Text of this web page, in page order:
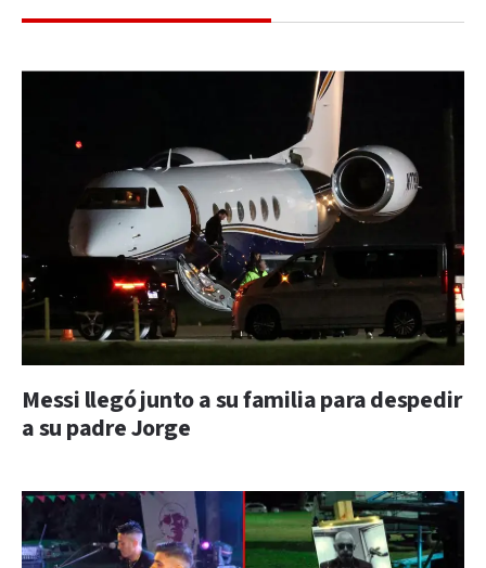
Messi llegó junto a su familia para despedir
a su padre Jorge